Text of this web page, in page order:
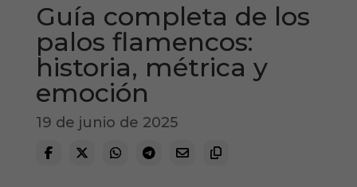
Guía completa de los
palos flamencos:
historia, métrica y
emoción
19 de junio de 2025